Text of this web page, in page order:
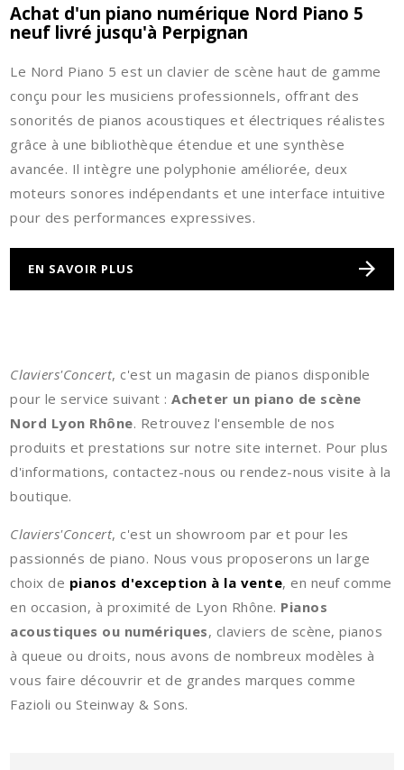
Achat d'un piano numérique Nord Piano 5
neuf livré jusqu'à Perpignan
Le Nord Piano 5 est un clavier de scène haut de gamme
conçu pour les musiciens professionnels, offrant des
sonorités de pianos acoustiques et électriques réalistes
grâce à une bibliothèque étendue et une synthèse
avancée. Il intègre une polyphonie améliorée, deux
moteurs sonores indépendants et une interface intuitive
pour des performances expressives.
EN SAVOIR PLUS
Claviers'Concert, c'est un magasin de pianos disponible
pour le service suivant :Acheter un piano de scène
Nord Lyon Rhône. Retrouvez l'ensemble de nos
produits et prestations sur notre site internet. Pour plus
d'informations, contactez-nous ou rendez-nous visite à la
boutique.
Claviers'Concert, c'est un showroom par et pour les
passionnés de piano. Nous vous proposerons un large
choix de pianos d'exception à la vente, en neuf comme
en occasion, à proximité de Lyon Rhône. Pianos
acoustiques ou numériques, claviers de scène, pianos
à queue ou droits, nous avons de nombreux modèles à
vous faire découvrir et de grandes marques comme
Fazioli ou Steinway & Sons.